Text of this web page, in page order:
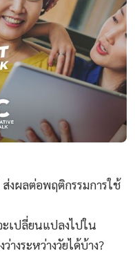
งผลต่อพฤติกรรมการใช้
เปลี่ยนแปลงไปใน
งระหว่างวัยได้บ้าง?